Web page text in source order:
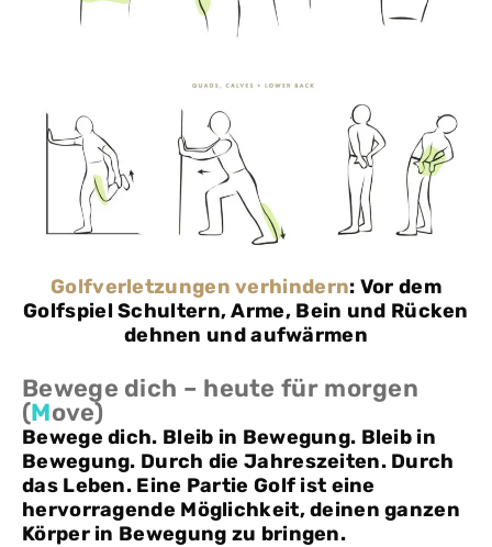
Golfverletzungen verhindern: Vor dem
Golfspiel Schultern, Arme, Bein und Rücken
dehnen und aufwärmen
Bewege dich – heute für morgen
(Move)
Bewege dich. Bleib in Bewegung. Bleib in
Bewegung. Durch die Jahreszeiten. Durch
das Leben. Eine Partie Golf ist eine
hervorragende Möglichkeit, deinen ganzen
Körper in Bewegung zu bringen.